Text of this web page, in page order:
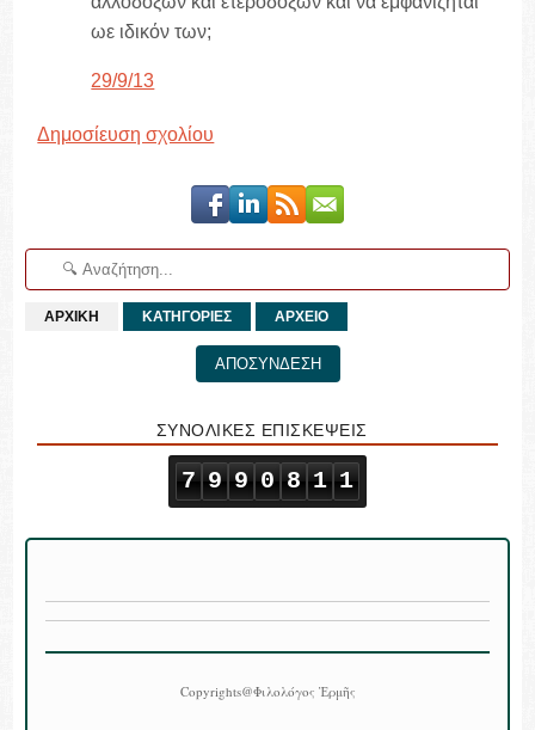
ωε ιδικόν των;
29/9/13
Δημοσίευση σχολίου
ΑΡΧΙΚΗ ΚΑΤΗΓΟΡΙΕΣ ΑΡΧΕΙΟ
ΑΠΟΣΥΝΔΕΣΗ
ΣΥΝΟΛΙΚΕΣ ΕΠΙΣΚΕΨΕΙΣ
7 9 9 0 8 1 1
Copyrights@Φιλολόγος Ἑρμῆς